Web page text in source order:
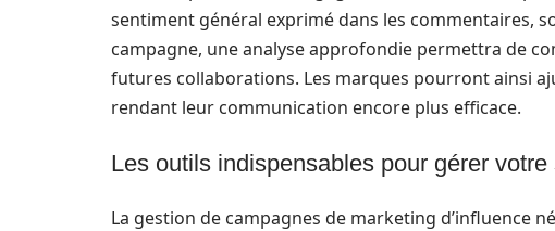
sentiment général exprimé dans les commentaires,
campagne, une analyse approfondie permettra de
futures collaborations. Les marques pourront ainsi
rendant leur communication encore plus efficace.
Les outils indispensables pour gérer
La gestion de campagnes de marketing d’influence